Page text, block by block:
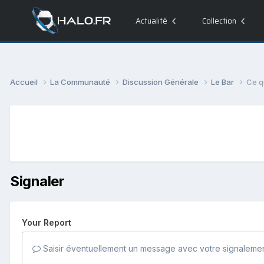
Actualité Collection
Accueil La Communauté Discussion Générale Le Bar Ce
Signaler
Your Report
Saisir éventuellement un message avec votre